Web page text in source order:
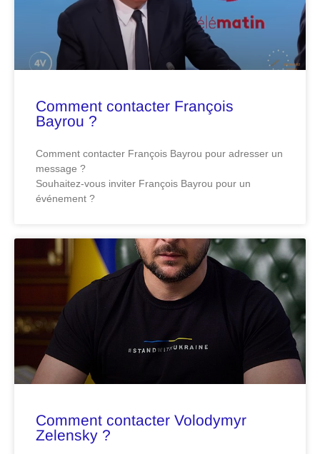
Comment contacter François
Bayrou ?
Comment contacter François Bayrou pour adresser un
message ?
Souhaitez-vous inviter François Bayrou pour un
événement ?
Comment contacter Volodymyr
Zelensky ?